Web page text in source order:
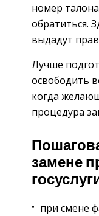
номер
обратиться.
выдадут
Лучше
освободить
когда
процедура
замене
при смене